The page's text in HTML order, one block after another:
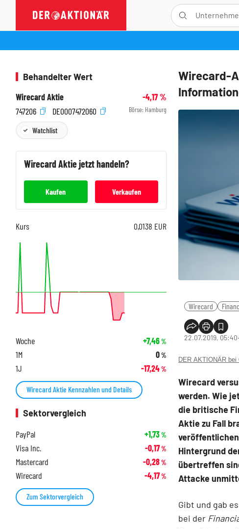
Wirecard-
Wirecard
22.07.2019, 05:40
DER AKTIONÄR bei
Wirecard
werden. Wie
die britische
Aktie zu Fall
Hintergrund
übertreffen
Attacke
Gibt und gab
bei der
Behandelter Wert
Wirecard Aktie
-4,17%
747206
DE0007472060 Börse: Hamburg
Watchlist
WirecardAktie jetzt handeln?
Kaufen Verkaufen
Kurs 0,0138 EUR
Woche +7,46%
1M 0%
1J -17,24%
Wirecard Aktie Kennzahlen und Details
Sektorvergleich
PayPal
+1,73%
Visa Inc. -0,17%
Mastercard -0,28%
Wirecard -4,17%
Zum Sektorvergleich